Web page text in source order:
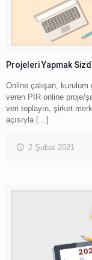
Projeleri Yapmak
Online çalışan,
veren PİR online proje/
veri toplayın, şirket
açısıyla[…]
2 Şubat 2021